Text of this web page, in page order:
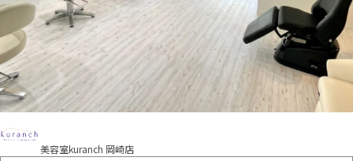
美容室kuranch 岡崎店